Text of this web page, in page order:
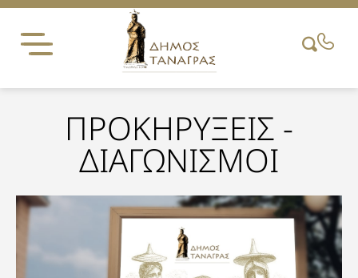
Skip
content
ΠΡΟΚΗΡΥΞΕΙΣ -
ΔΙΑΓΩΝΙΣΜΟΙ